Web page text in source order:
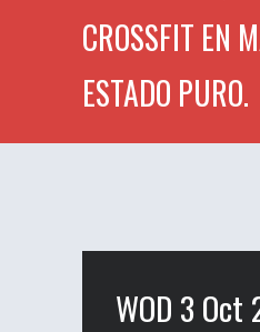
CROSSFIT EN
ESTADO PURO.
WOD 3 Oct